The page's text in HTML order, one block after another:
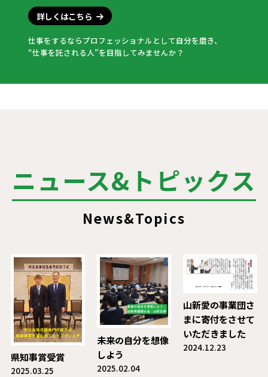
詳しくはこちら
仕事をするならプロフェッショナルとして自分を磨き、
“仕事を託される人”を目指してみませんか？
ニュース&トピックス
News&Topics
県知事賞受賞
2025.03.25
未来の自分を想像
しよう
2025.02.04
山新愛の事業団さ
まに寄付をさせて
いただきました
2024.12.23